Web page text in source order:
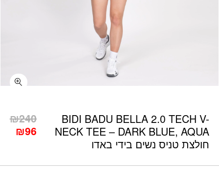
BIDI BADU BELLA 2.0 TECH V-
NECK TEE – DARK BLUE, AQUA
חולצת טניס נשים בידי באדו
₪240
המחיר
₪240.
₪96